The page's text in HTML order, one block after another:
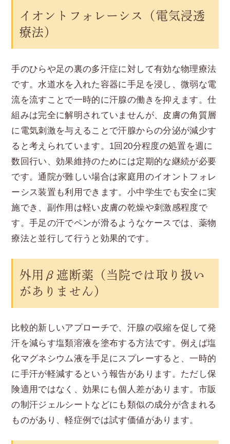
イオントフォレーシス（電気浸透
療法）
手のひらや足の裏の多汗症に対して有効な物理療法
です。水道水を入れた容器に手足を浸し、微弱な電
流を流すことで一時的に汗腺の働きを抑えます。仕
組みは完全に解明されていませんが、皮膚の角質層
に電気刺激を与えることで汗腺からの分泌が減少す
ると考えられています。1回20分程度の処置を週に
数回行い、効果維持のためには定期的な継続が必要
です。通院が難しい場合は家庭用のイオントフォレ
ーシス装置も利用できます。小中学生でも安全に実
施でき、副作用は軽い皮膚の乾燥や刺激感程度で
す。手足の汗でペンが滑るようなケースでは、薬物
療法と並行して行うと効果的です。
外用β遮断薬（当院では取り扱い
がありません）
比較的新しいアプローチで、汗腺の収縮を促して発
汗を減らす塩類溶液を塗布する方法です。例えば塩
化マグネシウム液を手足にスプレーすると、一時的
に手汗が軽減するという報告があります。ただし保
険適用ではなく、効果にも個人差があります。市販
の制汗ジェルシートなどにも類似の成分が含まれる
ものがあり、軽症例では試す価値があります。